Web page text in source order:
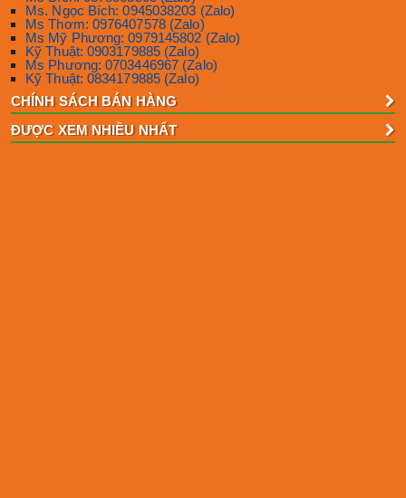
Ms. Ngọc Bích: 0945038203 (Zalo)
Ms Thơm: 0976407578 (Zalo)
Ms Mỹ Phương: 0979145802 (Zalo)
Kỹ Thuật: 0903179885 (Zalo)
Ms Phương: 0703446967 (Zalo)
Kỹ Thuật: 0834179885 (Zalo)
CHÍNH SÁCH BÁN HÀNG
ĐƯỢC XEM NHIỀU NHẤT